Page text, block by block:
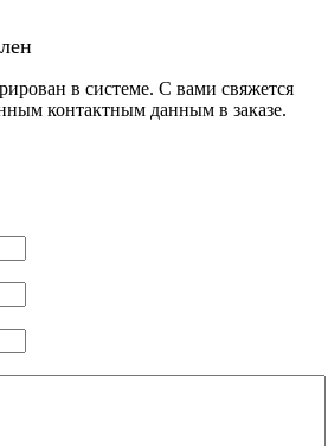
в системе. С вами свяжется
контактным данным в заказе.